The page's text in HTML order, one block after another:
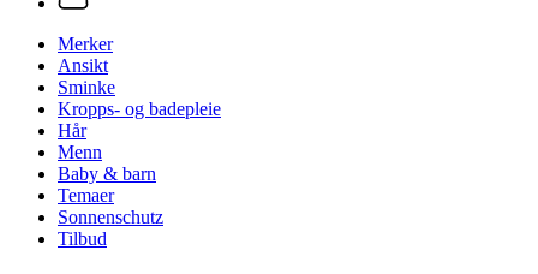
Merker
Ansikt
Sminke
Kropps- og badepleie
Hår
Menn
Baby & barn
Temaer
Sonnenschutz
Tilbud